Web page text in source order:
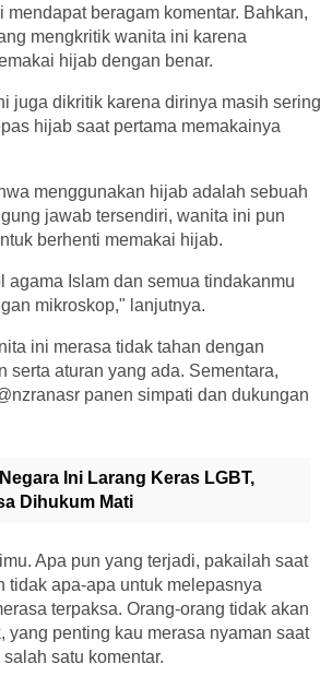
mendapat beragam komentar. Bahkan,
mengkritik wanita ini karena
hijab dengan benar.
juga dikritik karena dirinya masih sering
hijab saat pertama memakainya
menggunakan hijab adalah sebuah
jawab tersendiri, wanita ini pun
berhenti memakai hijab.
agama Islam dan semua tindakanmu
mikroskop," lanjutnya.
ini merasa tidak tahan dengan
serta aturan yang ada. Sementara,
panen simpati dan dukungan
Ini Larang Keras LGBT,
Dihukum Mati
Apa pun yang terjadi, pakailah saat
tidak apa-apa untuk melepasnya
terpaksa. Orang-orang tidak akan
yang penting kau merasa nyaman saat
satu komentar.